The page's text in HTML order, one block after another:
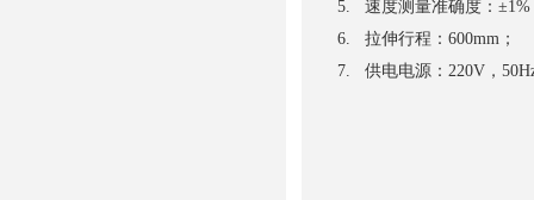
5. 速度测量准确度：±1%
6. 拉伸行程：600mm；
7. 供电电源：220V，